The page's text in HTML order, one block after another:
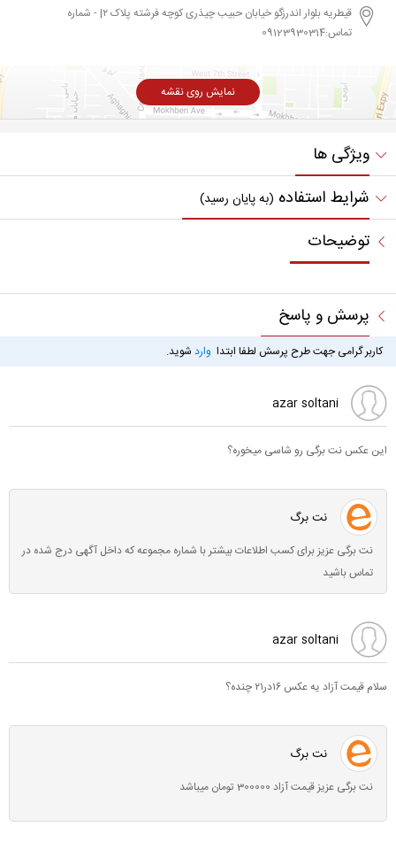
قیطریه بلوار اندرزگو خیابان حبیب چیذری کوچه فرشته پلاک ۲| - شماره
تماس:09123930314
نمایش روی نقشه
ویژگی ها
شرایط استفاده (به پایان رسید)
توضیحات
پرسش و پاسخ
کاربر گرامی جهت طرح پرسش لطفا ابتدا وارد شوید.
azar soltani
این عکس نت برگی رو شاسی میخوره؟
نت برگ
نت برگی عزیز برای کسب اطلاعات بیشتر با شماره مجموعه که داخل آگهی درج شده در
تماس باشید
azar soltani
سلام قیمت آزاد یه عکس ۱۶در۲۱ چنده؟
نت برگ
نت برگی عزیز قیمت آزاد 300000 تومان میباشد